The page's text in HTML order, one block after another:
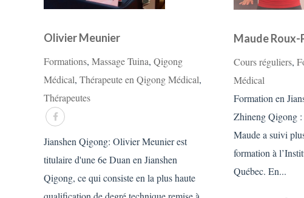
Olivier Meunier
Formations, Massage Tuina, Qigong
Médical, Thérapeute en Qigong Médical,
Thérapeutes
Jianshen Qigong: Olivier Meunier est
titulaire d'une 6e Duan en Jianshen
Qigong, ce qui consiste en la plus haute
Maude
Cours réguliers,
Médical
Formation en
Zhineng Qigong
Maude a suivi
formation à
Québec. En...